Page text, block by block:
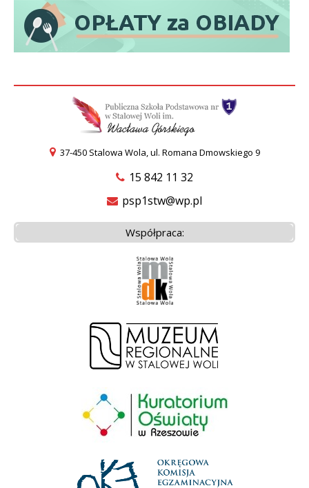
37-450 Stalowa Wola, ul. Romana Dmowskiego 9
15 842 11 32
psp1stw@wp.pl
Współpraca: